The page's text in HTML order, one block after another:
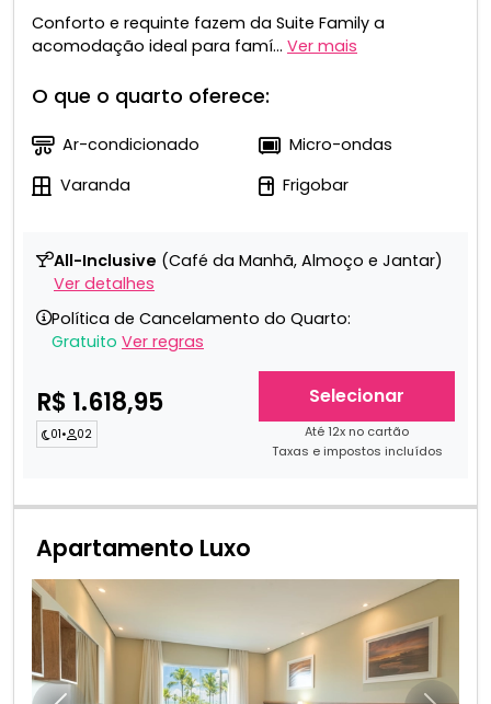
Conforto e requinte fazem da Suite Family a
acomodação ideal para famí... Ver mais
O que o quarto oferece:
Ar-condicionado
Micro-ondas
Varanda
Frigobar
All-Inclusive (Café da Manhã, Almoço e Jantar)
Ver detalhes
Política de Cancelamento do Quarto:
Gratuito Ver regras
R$ 1.618,95
01• 02
Selecionar
Até 12x no cartão
Taxas e impostos incluídos
Apartamento Luxo